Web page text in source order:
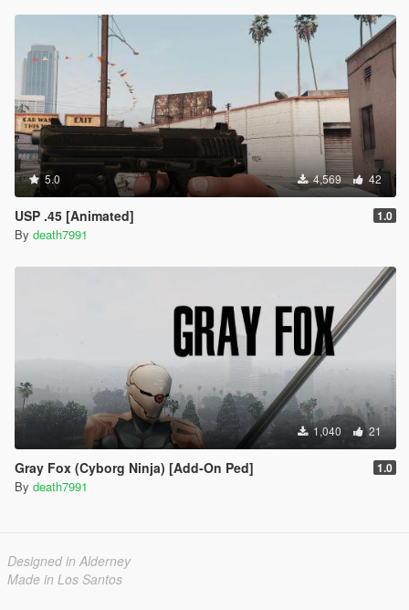
5.0 4,569 42
USP .45 [Animated] 1.0
By death7991
1,040 21
Gray Fox (Cyborg Ninja) [Add-On Ped] 1.0
By death7991
Designed in Alderney
Made in Los Santos